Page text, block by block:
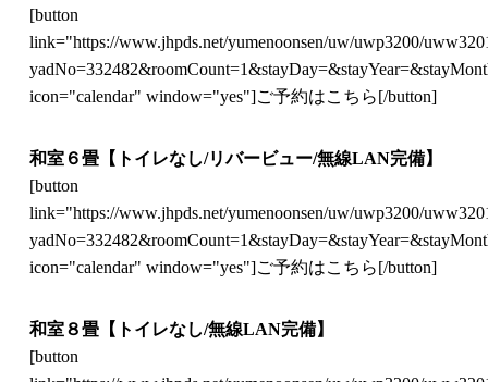
[button
link="https://www.jhpds.net/yumenoonsen/uw/uwp3200/
icon="calendar" window="yes"]ご予約はこちら[/button]
和室６畳【トイレなし/リバービュー/無線LAN完備】
[button
link="https://www.jhpds.net/yumenoonsen/uw/uwp3200/
icon="calendar" window="yes"]ご予約はこちら[/button]
和室８畳【トイレなし/無線LAN完備】
[button